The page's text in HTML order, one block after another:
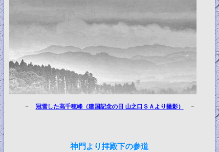
－ 冠雪した高千穂峰（建国記念の日 山之口ＳＡより撮影） －
神門より拝殿下の参道